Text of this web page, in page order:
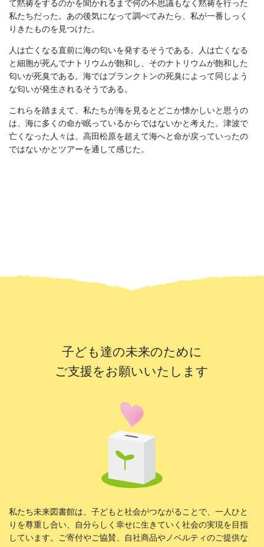
て黙祷をするのかを聞かれるまで何の不思議もなく黙祷を行った
私たちだった。あの後気になって調べてみたら、私が一番しっく
りきたものを見つけた。
人は亡くなる直前に海の匂いを発するそうである。人は亡くなる
と細胞が死んでナトリウムが飽和し、そのナトリウムが飽和した
匂いが死臭である。海ではプランクトンの死臭によって同じよう
な匂いが発生されるそうである。
これらを踏まえて、私たちが海を見るとどこか懐かしいと思うの
は、海に多くの命が眠っているからではないかと考えた。津波で
亡くなった人々は、高田松原を超えて海へと命が戻っていったの
ではないかとツアーを通して感じた。
子ども達の未来のために
ご支援をお願いいたします
私たち未来図書館は、子どもと社会がつながることで、一人ひと
りを尊重し合い、自分らしく幸せに生きていく社会の実現を目指
しています。ご寄付やご協賛、自社商品やノベルティのご提供な